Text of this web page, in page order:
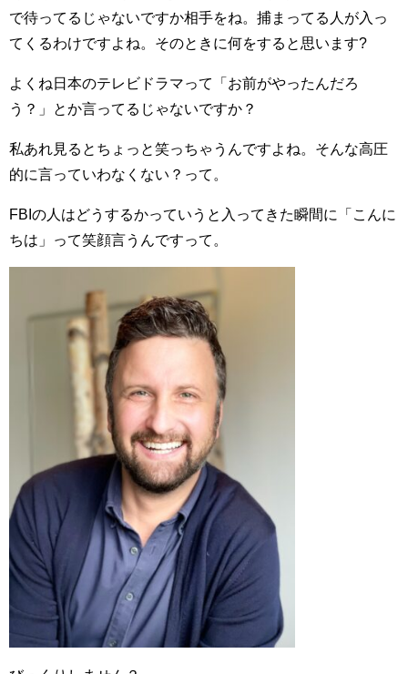
で待ってるじゃないですか相手をね。捕まってる人が入っ
てくるわけですよね。そのときに何をすると思います?
よくね日本のテレビドラマって「お前がやったんだろ
う？」とか言ってるじゃないですか？
私あれ見るとちょっと笑っちゃうんですよね。そんな高圧
的に言っていわなくない？って。
FBIの人はどうするかっていうと入ってきた瞬間に「こんに
ちは」って笑顔言うんですって。